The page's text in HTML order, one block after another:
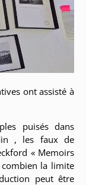
ont assisté à
puisés dans
, les faux de
« Memoirs
la limite
peut être